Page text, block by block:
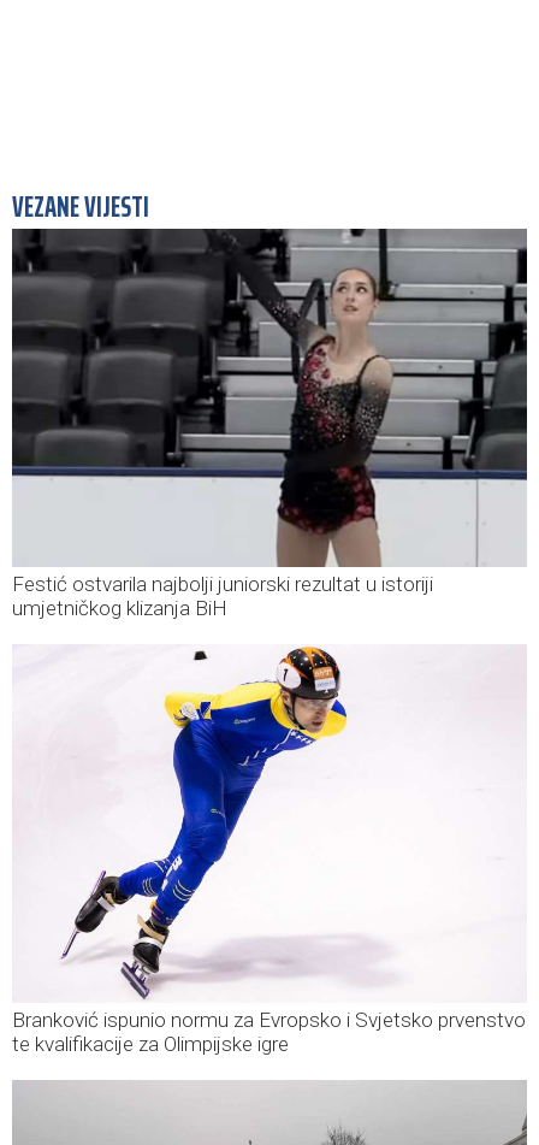
VEZANE VIJESTI
Festić ostvarila najbolji juniorski rezultat u istoriji
umjetničkog klizanja BiH
Branković ispunio normu za Evropsko i Svjetsko prvenstvo
te kvalifikacije za Olimpijske igre